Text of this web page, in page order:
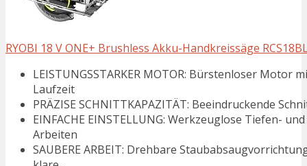
RYOBI 18 V ONE+ Brushless Akku-Handkreissäge
LEISTUNGSSTARKER MOTOR: Bürstenloser
Laufzeit
PRÄZISE SCHNITTKAPAZITÄT: Beeindruckende
EINFACHE EINSTELLUNG: Werkzeuglose Tiefen-
Arbeiten
SAUBERE ARBEIT: Drehbare